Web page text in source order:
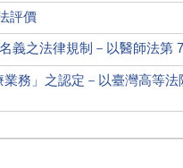
評價
義之法律規制－以醫師法第
務」之認定－以臺灣高等